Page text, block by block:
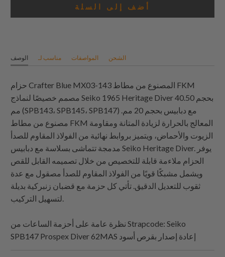
أضف إلى السلة
الوصف مناسب لـ المواصفات الشحن
حزام Crafter Blue MX03-143 المصنوع من مطاط FKM
مصمم خصيصًا لنماذج Seiko 1965 Heritage Diver بحجم 40.50
مم (SPB143، SPB145، SPB147) مع دبابيس بحجم 20 مم.
مصنوع من مطاط FKM المعالج بالحرارة لزيادة المتانة ومقاومة
الزيوت والأحماض، ويتميز بروابط نهائية من الفولاذ المقاوم للصدأ
مدمجة تتماشى بسلاسة مع دبابيس Seiko Heritage Diver. يوفر
الحزام ملاءمة قابلة للتخصيص من خلال تصميمه القابل للقص
ويشمل مشبكًا قويًا من الفولاذ المقاوم للصدأ مصقول مع عدة
ثقوب للتعديل الدقيق. تأتي كل حزمة مع قضبان زنبركية بديلة
لتسهيل التركيب.
نظرة عامة على أحزمة الساعات منStrapcode: Seiko
SPB147 Prospex Diver 62MAS إعادة إصدار بقرص أسود